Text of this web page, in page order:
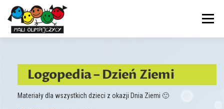
Przejdź
treści
Menu
ADAPTACJA TERAPIE DOKUMENTY
Logopedia – Dzień Ziemi
Materiały dla wszystkich dzieci z okazji Dnia Ziemi 🙂